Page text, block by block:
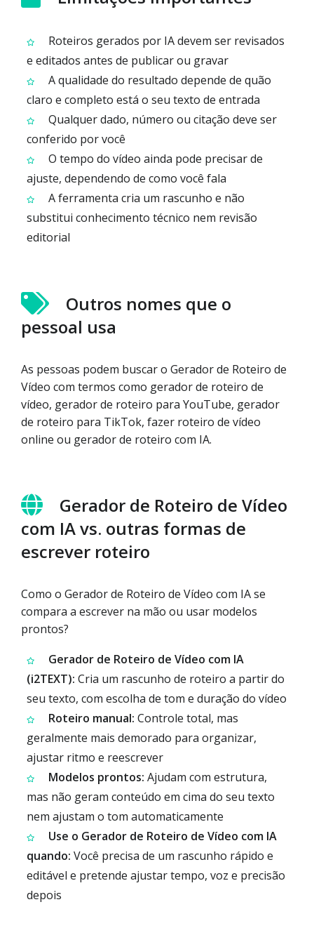
Roteiros gerados por IA devem ser revisados
e editados antes de publicar ou gravar
A qualidade do resultado depende de quão
claro e completo está o seu texto de entrada
Qualquer dado, número ou citação deve ser
conferido por você
O tempo do vídeo ainda pode precisar de
ajuste, dependendo de como você fala
A ferramenta cria um rascunho e não
substitui conhecimento técnico nem revisão
editorial
Outros nomes que o
pessoal usa
As pessoas podem buscar o Gerador de Roteiro de
Vídeo com termos como gerador de roteiro de
vídeo, gerador de roteiro para YouTube, gerador
de roteiro para TikTok, fazer roteiro de vídeo
online ou gerador de roteiro com IA.
Gerador de Roteiro de Vídeo
com IA vs. outras formas de
escrever roteiro
Como o Gerador de Roteiro de Vídeo com IA se
compara a escrever na mão ou usar modelos
prontos?
Gerador de Roteiro de Vídeo com IA
(i2TEXT): Cria um rascunho de roteiro a partir do
seu texto, com escolha de tom e duração do vídeo
Roteiro manual: Controle total, mas
geralmente mais demorado para organizar,
ajustar ritmo e reescrever
Modelos prontos: Ajudam com estrutura,
mas não geram conteúdo em cima do seu texto
nem ajustam o tom automaticamente
Use o Gerador de Roteiro de Vídeo com IA
quando: Você precisa de um rascunho rápido e
editável e pretende ajustar tempo, voz e precisão
depois